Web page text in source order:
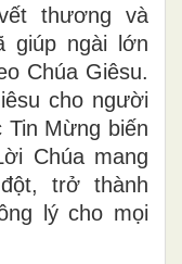
thương và
giúp ngài lớn
Chúa Giêsu.
cho người
Mừng biến
Chúa mang
trở thành
lý cho mọi